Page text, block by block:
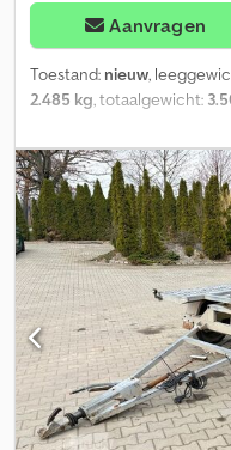
Aanvragen
Toestand: nieuw,
2.485 kg , totaalgewicht:
Bouwjaar:2026,
mechanisch, energie-
Autotransporter PKW-
2026) 2 jaar geldig
Inclusief
document) Per direct
onze partnerbanken
max. massa: 3.500 kg
2.485 kg Cedpfxowdr Uns
8.530 mm Laadbreedte:
oplooprem Chassis:
rubbergeveerde assen